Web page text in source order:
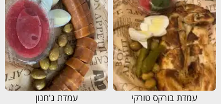
עמדת בורקס טורקי עמדת ג'חנון